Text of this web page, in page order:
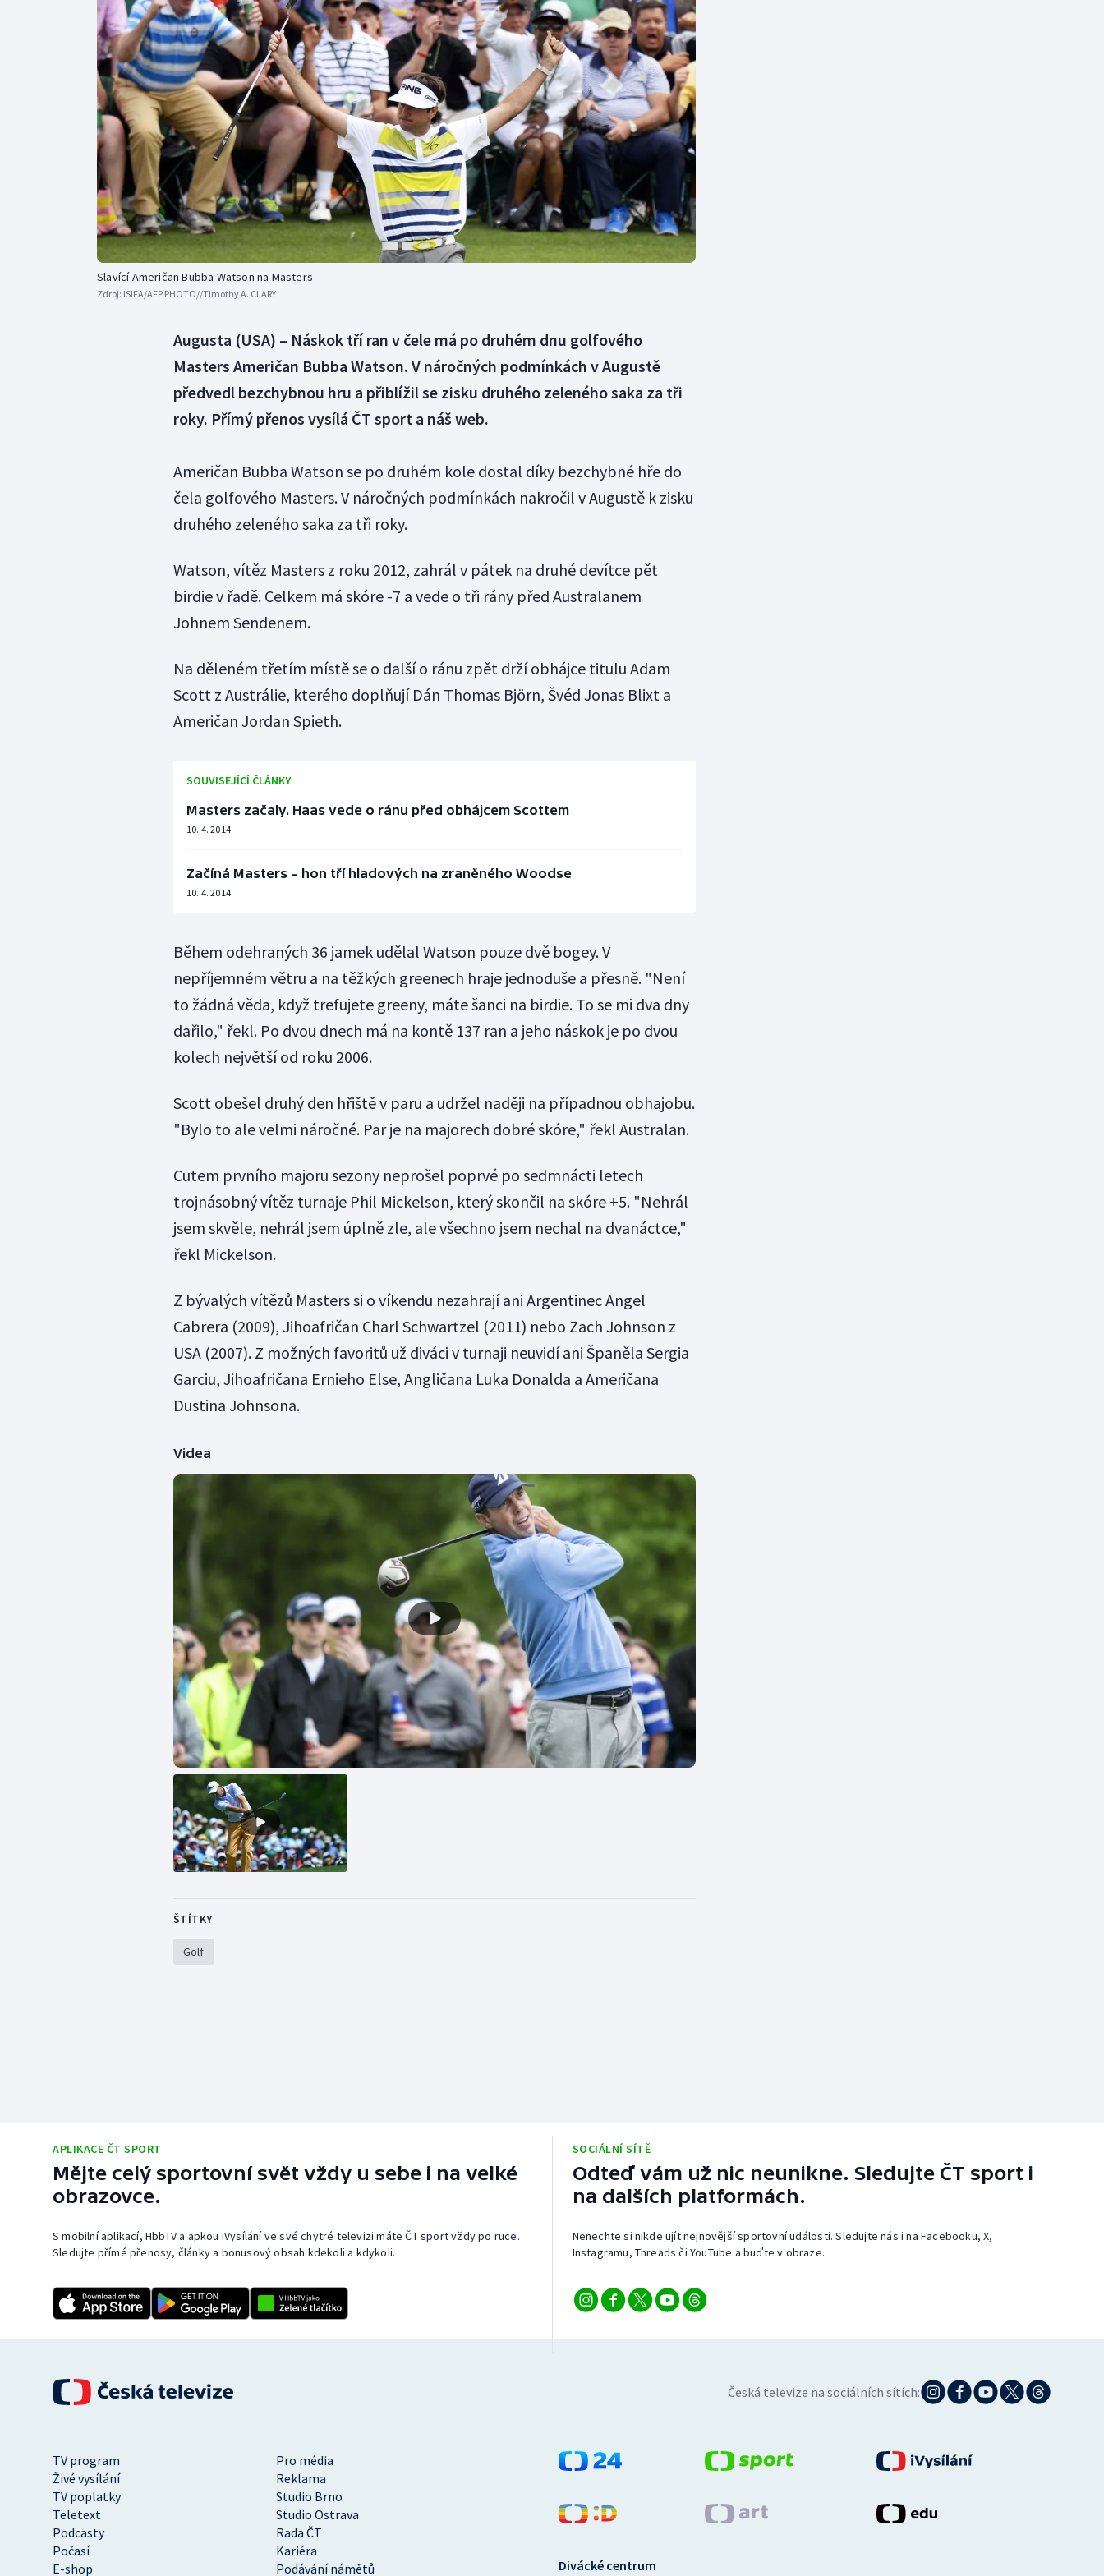
Curling
Dostihy
Florbal
Futsal
Golf
Gymnastika
Moderní pětiboj
Motorsport
Olympijské hry
Parasport
Plavání
Plážový volejbal
Triatlon
Veslování
Vodní slalom
Volejbal
Ostatní
Slavící Američan Bubba Watson na Masters
Zdroj: ISIFA/AFP PHOTO//Timothy A. CLARY
Augusta (USA) – Náskok tří ran v čele má po druhém dnu golfového
Masters Američan Bubba Watson. V náročných podmínkách v Augustě
předvedl bezchybnou hru a přiblížil se zisku druhého zeleného saka za tři
roky. Přímý přenos vysílá ČT sport a náš web.
Američan Bubba Watson se po druhém kole dostal díky bezchybné hře do
čela golfového Masters. V náročných podmínkách nakročil v Augustě k zisku
druhého zeleného saka za tři roky.
Watson, vítěz Masters z roku 2012, zahrál v pátek na druhé devítce pět
birdie v řadě. Celkem má skóre -7 a vede o tři rány před Australanem
Johnem Sendenem.
Na děleném třetím místě se o další o ránu zpět drží obhájce titulu Adam
Scott z Austrálie, kterého doplňují Dán Thomas Björn, Švéd Jonas Blixt a
Američan Jordan Spieth.
SOUVISEJÍCÍ ČLÁNKY
Masters začaly. Haas vede o ránu před obhájcem Scottem
10. 4. 2014
Začíná Masters – hon tří hladových na zraněného Woodse
10. 4. 2014
Během odehraných 36 jamek udělal Watson pouze dvě bogey. V
nepříjemném větru a na těžkých greenech hraje jednoduše a přesně. "Není
to žádná věda, když trefujete greeny, máte šanci na birdie. To se mi dva dny
dařilo," řekl. Po dvou dnech má na kontě 137 ran a jeho náskok je po dvou
kolech největší od roku 2006.
Scott obešel druhý den hřiště v paru a udržel naději na případnou obhajobu.
"Bylo to ale velmi náročné. Par je na majorech dobré skóre," řekl Australan.
Cutem prvního majoru sezony neprošel poprvé po sedmnácti letech
trojnásobný vítěz turnaje Phil Mickelson, který skončil na skóre +5. "Nehrál
jsem skvěle, nehrál jsem úplně zle, ale všechno jsem nechal na dvanáctce,"
řekl Mickelson.
Z bývalých vítězů Masters si o víkendu nezahrají ani Argentinec Angel
Cabrera (2009), Jihoafričan Charl Schwartzel (2011) nebo Zach Johnson z
USA (2007). Z možných favoritů už diváci v turnaji neuvidí ani Španěla Sergia
Garciu, Jihoafričana Ernieho Else, Angličana Luka Donalda a Američana
Dustina Johnsona.
Videa
ŠTÍTKY
Golf
APLIKACE ČT SPORT
Mějte celý sportovní svět vždy u sebe i na velké
obrazovce.
S mobilní aplikací, HbbTV a apkou iVysílání ve své chytré televizi máte ČT sport vždy po ruce.
Sledujte přímé přenosy, články a bonusový obsah kdekoli a kdykoli.
SOCIÁLNÍ SÍTĚ
Odteď vám už nic neunikne. Sledujte ČT sport i
na dalších platformách.
Nenechte si nikde ujít nejnovější sportovní události. Sledujte nás i na Facebooku, X,
Instagramu, Threads či YouTube a buďte v obraze.
Česká televize na sociálních sítích:
TV program
Pro média
Živé vysílání
Reklama
TV poplatky
Studio Brno
Teletext
Studio Ostrava
Podcasty
Rada ČT
Počasí
Kariéra
E-shop
Podávání námětů Divácké centrum